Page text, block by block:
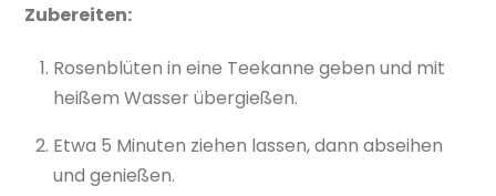
Zubereiten:
Rosenblüten in eine Teekanne geben und mit
heißem Wasser übergießen.
Etwa 5 Minuten ziehen lassen, dann abseihen
und genießen.